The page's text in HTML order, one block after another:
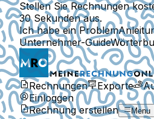
Stellen Sie Rechnungen
30 Sekunden aus.
Ich habe ein Problem
Unternehmer-Guide
Rechnungen Exporte
Einloggen
Rechnung erstellen
Menu